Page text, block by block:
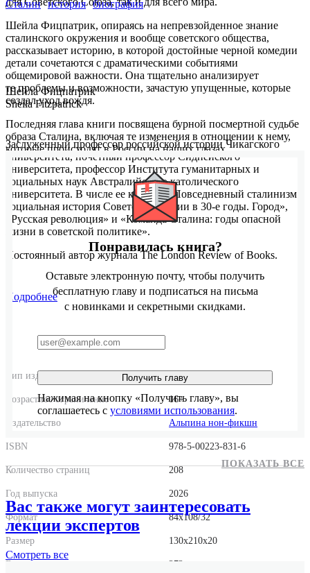
Шейла Фицпатрик, опираясь на непревзойденное знание
сталинского окружения и вообще советского общества,
рассказывает историю, в которой достойные черной комедии
детали сочетаются с драматическими событиями
общемировой важности. Она тщательно анализирует
те проблемы и возможности, зачастую упущенные, которые
создал уход вождя.
Последняя глава книги посвящена бурной посмертной судьбе
образа Сталина, включая те изменения в отношении к нему,
которые происходят в России на наших глазах.
Сталин история биография
Шейла Фицпатрик
Sheila Fitzpatrick
Заслуженный профессор российской истории Чикагского
университета, почетный профессор Сиднейского
университета, профессор Института гуманитарных и
социальных наук Австралийского католического
университета. В числе ее книг — «Повседневный сталинизм:
социальная история Советской России в 30‑е годы. Город»,
«Русская революция» и «Команда Сталина: годы опасной
жизни в советской политике».
Постоянный автор журнала The London Review of Books.
Подробнее
Тип издания Твердый переплет
Возрастное ограничение 16+
Издательство Альпина нон-фикшн
ISBN 978-5-00223-831-6
Количество страниц 208
Год выпуска 2026
Формат 84x108/32
Размер 130x210x20
Вес 272 г.
Понравилась книга?
Оставьте электронную почту, чтобы получить
бесплатную главу и подписаться на письма
с новинками и секретными скидками.
Получить главу
Нажимая на кнопку «Получить главу», вы
соглашаетесь с условиями использования.
ПОКАЗАТЬ ВСЕ
Вас также могут заинтересовать
лекции экспертов
Смотреть все